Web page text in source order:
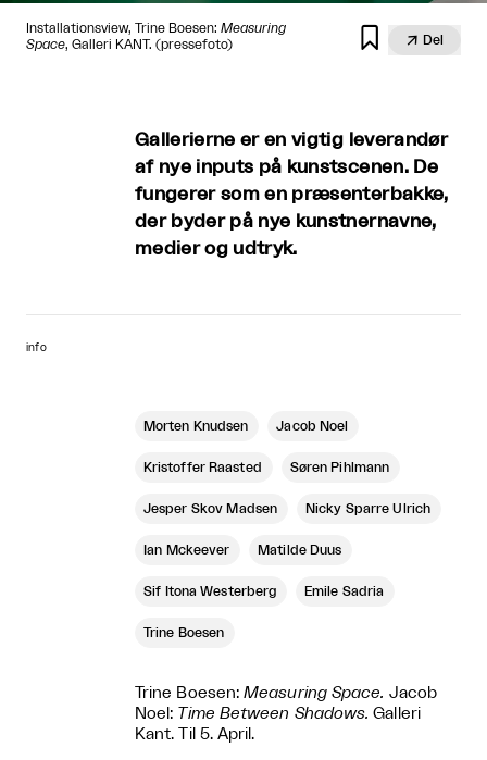
Installationsview, Trine Boesen: Measuring
Space, Galleri KANT. (pressefoto)   Del
Gallerierne er en vigtig leverandør
af nye inputs på kunstscenen. De
fungerer som en præsenterbakke,
der byder på nye kunstnernavne,
medier og udtryk.
info
Morten Knudsen Jacob Noel
Kristoffer Raasted Søren Pihlmann
Jesper Skov Madsen Nicky Sparre Ulrich
Ian Mckeever Matilde Duus
Sif Itona Westerberg Emile Sadria
Trine Boesen
Trine Boesen: Measuring Space. Jacob
Noel: Time Between Shadows.Galleri
Kant. Til 5. April.